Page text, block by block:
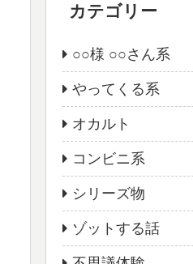
カテゴリー
○○様 ○○さん系
やってくる系
オカルト
コンビニ系
シリーズ物
ゾットする話